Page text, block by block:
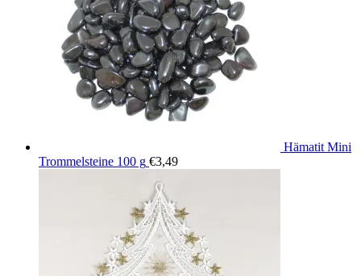
Hämatit Mini
Trommelsteine 100 g €3,49